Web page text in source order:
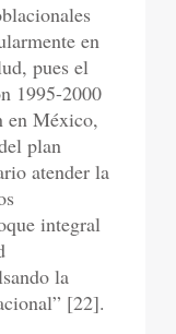
en
pues el
1995-2000
en México,
plan
atender la
integral
la
[22].